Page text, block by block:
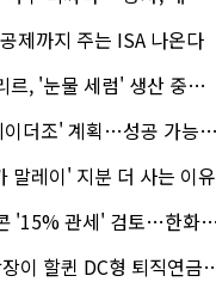
제까지 주는 ISA 나온다
, '눈물 세럼' 생산 중단한다
' 계획…성공 가능성은 '글쎄'
말레이' 지분 더 사는 이유
세' 검토…한화큐셀·OCI 영향은?
DC형 퇴직연금…전문가 조언은